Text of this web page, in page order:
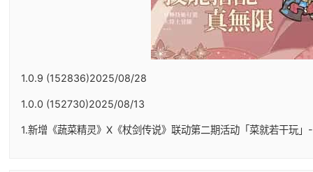
1.0.9 (152836)2025/08/28
1.0.0 (152730)2025/08/13
1.新增《蔬菜精灵》X《杖剑传说》联动第二期活动「菜就若干玩